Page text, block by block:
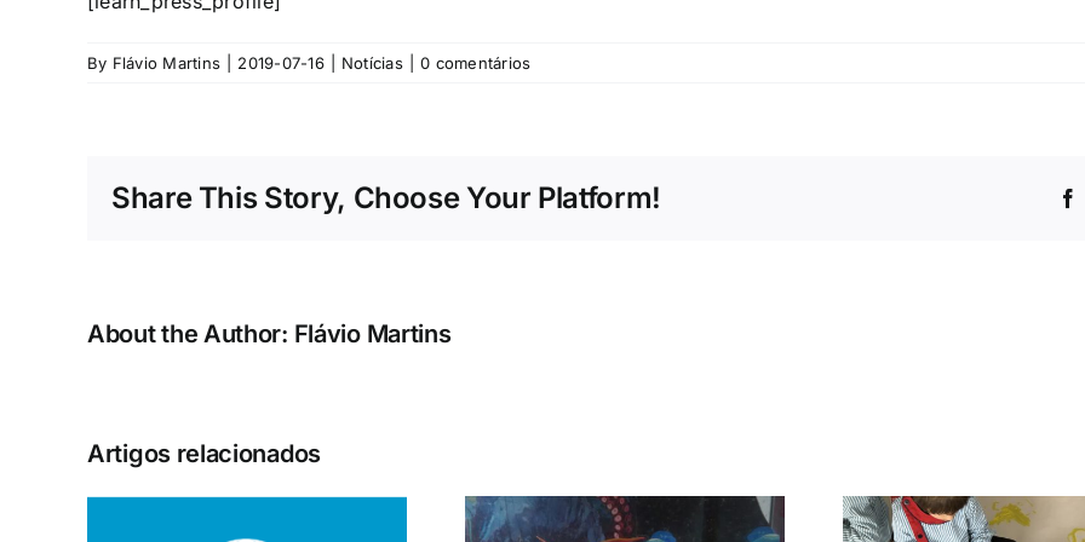
By Flávio Martins 2019-07-16 Notícias 0 comentários
Share This Story, Choose Your Platform!
About the Author: Flávio Martins
Artigos relacionados